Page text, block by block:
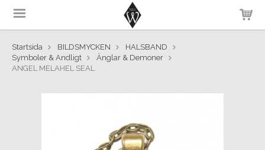
Startsida BILDSMYCKEN
HALSBAND
Symboler & Andligt
Änglar & Demoner
ANGEL MELAHEL SEAL